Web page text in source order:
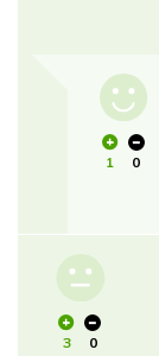
1 0
3 0